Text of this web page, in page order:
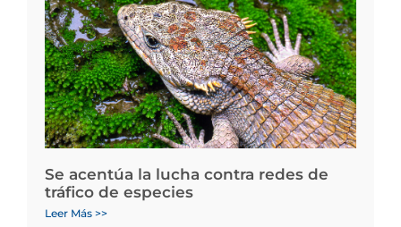
Se acentúa la lucha contra redes de
tráfico de especies
Leer Más >>